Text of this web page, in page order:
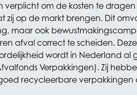
verplicht om de kosten te
zij op de markt brengen. Dit
maar ook
afval correct te scheiden.
wordt in Nederland al
Verpakkingen). Zij
recycleerbare verpakkingen